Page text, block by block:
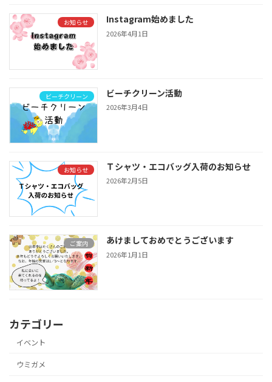
お知らせ Instagram始めました
2026年4月1日
ビーチクリーン ビーチクリーン活動
2026年3月4日
お知らせ Ｔシャツ・エコバッグ入荷のお知らせ
2026年2月5日
ご案内 あけましておめでとうございます
2026年1月1日
カテゴリー
イベント
ウミガメ